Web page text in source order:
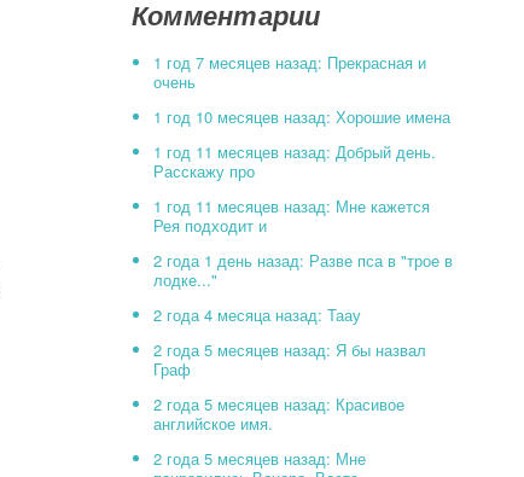
Комментарии
1 год 7 месяцев назад: Прекрасная и
очень
1 год 10 месяцев назад: Хорошие имена
1 год 11 месяцев назад: Добрый день.
Расскажу про
1 год 11 месяцев назад: Мне кажется
Рея подходит и
2 года 1 день назад: Разве пса в "трое в
лодке..."
2 года 4 месяца назад: Таау
2 года 5 месяцев назад: Я бы назвал
Граф
2 года 5 месяцев назад: Красивое
английское имя.
2 года 5 месяцев назад: Мне